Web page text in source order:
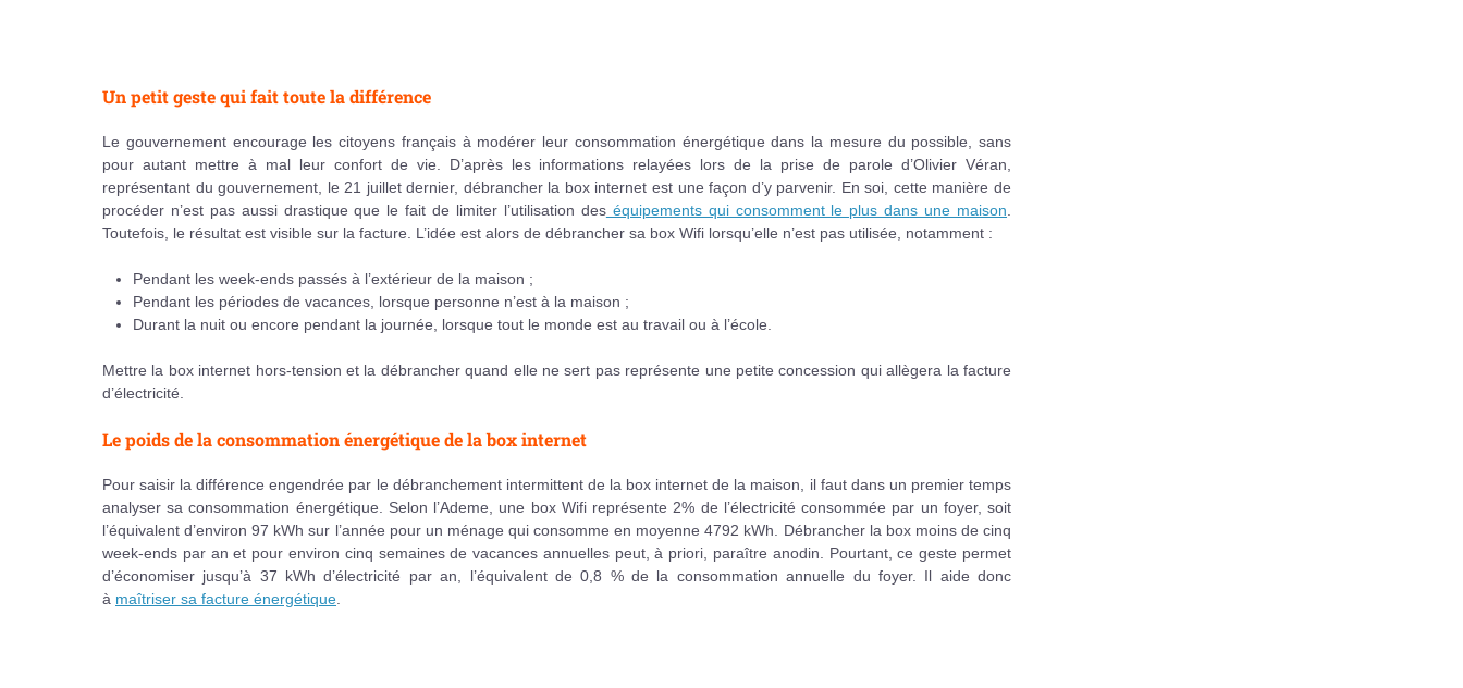
Un petit geste qui fait toute la différence
Le gouvernement encourage les citoyens français à modérer leur consommation énergétique dans la mesure du possible, sans
pour autant mettre à mal leur confort de vie. D’après les informations relayées lors de la prise de parole d’Olivier Véran,
représentant du gouvernement, le 21 juillet dernier, débrancher la box internet est une façon d’y parvenir. En soi, cette manière de
procéder n’est pas aussi drastique que le fait de limiter l’utilisation deséquipements qui consomment le plus dans une maison
Toutefois, le résultat est visible sur la facture. L’idée est alors de débrancher sa box Wifi lorsqu’elle n’est pas utilisée, notamment :
Pendant les week-ends passés à l’extérieur de la maison ;
Pendant les périodes de vacances, lorsque personne n’est à la maison ;
Durant la nuit ou encore pendant la journée, lorsque tout le monde est au travail ou à l’école.
Mettre la box internet hors-tension et la débrancher quand elle ne sert pas représente une petite concession qui allègera la facture
d’électricité.
Le poids de la consommation énergétique de la box internet
Pour saisir la différence engendrée par le débranchement intermittent de la box internet de la maison, il faut dans un premier temps
analyser sa consommation énergétique. Selon l’Ademe, une box Wifi représente 2% de l’électricité consommée par un foyer, soit
l’équivalent d’environ 97 kWh sur l’année pour un ménage qui consomme en moyenne 4792 kWh. Débrancher la box moins de cinq
week-ends par an et pour environ cinq semaines de vacances annuelles peut, à priori, paraître anodin. Pourtant, ce geste permet
d’économiser jusqu’à 37 kWh d’électricité par an, l’équivalent de 0,8 % de la consommation annuelle du foyer. Il aide donc
à maîtriser sa facture énergétique